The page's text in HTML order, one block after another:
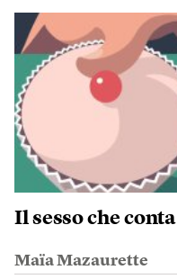
Il sesso che conta
Maïa Mazaurette